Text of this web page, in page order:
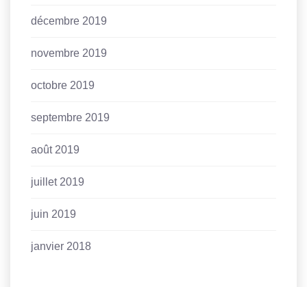
décembre 2019
novembre 2019
octobre 2019
septembre 2019
août 2019
juillet 2019
juin 2019
janvier 2018